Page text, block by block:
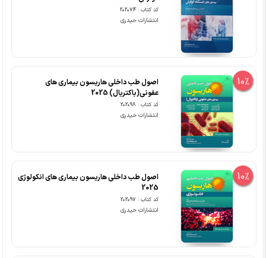
کد کتاب : 202074
انتشارات حیدری
10%
اصول طب داخلی هاریسون بیماری های
عفونی(باکتریال) 2025
کد کتاب : 202098
انتشارات حیدری
10%
اصول طب داخلی هاریسون بیماری های انکولوژی
2025
کد کتاب : 202097
انتشارات حیدری